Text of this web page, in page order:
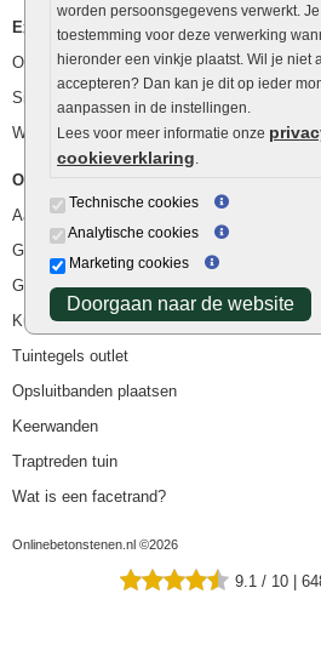
worden persoonsgegevens verwerkt.
toestemming voor deze verwerking
hieronder een vinkje plaatst. Wil je niet
accepteren? Dan kan je dit op ieder
aanpassen in de instellingen.
Lees voor meer informatie onze
cookieverklaring
Technische cookies
Analytische cookies
Marketing cookies
Doorgaan naar de website
Extra benodigdheden
Ophoogzand
Siergrind en siersplit
Waterafvoer
Overig
Aanbiedingen
Goedkope bestrating
Goedkope tuintegels
Kunstgras
Tuintegels outlet
Opsluitbanden plaatsen
Keerwanden
Traptreden tuin
Wat is een facetrand?
Onlinebetonstenen.nl ©2026
9.1 / 10 |